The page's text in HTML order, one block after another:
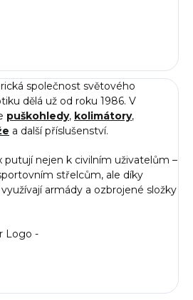
společnost světového
dělá už od roku 1986. V
puškohledy, kolimátory,
a další příslušenství.
putují nejen k civilním uživatelům –
střelcům, ale díky
armády a ozbrojené složky